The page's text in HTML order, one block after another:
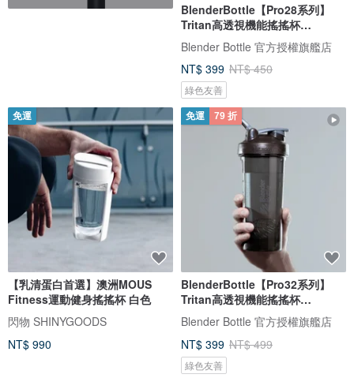
BlenderBottle【Pro28系列】
Tritan高透視機能搖搖杯
28oz/828ml
Blender Bottle 官方授權旗艦店
NT$ 399 NT$ 450
綠色友善
免運
【乳清蛋白首選】澳洲MOUS
Fitness運動健身搖搖杯 白色
閃物 SHINYGOODS
NT$ 990
免運 79 折
BlenderBottle【Pro32系列】
Tritan高透視機能搖搖杯
32oz/946ml
Blender Bottle 官方授權旗艦店
NT$ 399 NT$ 499
綠色友善